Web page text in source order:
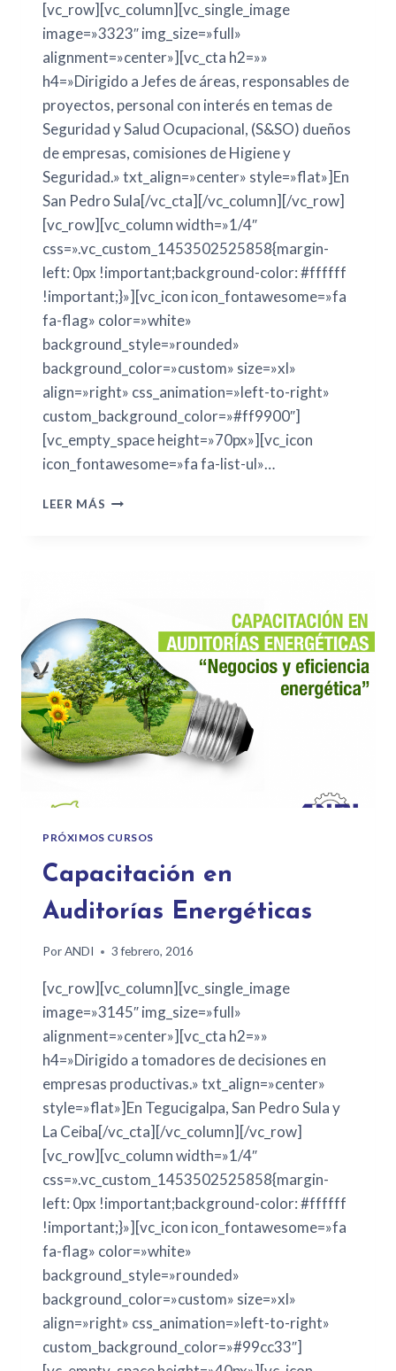
[vc_row][vc_column][vc_single_image
image=»3323″ img_size=»full»
alignment=»center»][vc_cta h2=»»
h4=»Dirigido a Jefes de áreas, responsables de
proyectos, personal con interés en temas de
Seguridad y Salud Ocupacional, (S&SO) dueños
de empresas, comisiones de Higiene y
Seguridad.» txt_align=»center» style=»flat»]En
San Pedro Sula[/vc_cta][/vc_column][/vc_row]
[vc_row][vc_column width=»1/4″
css=».vc_custom_1453502525858{margin-
left: 0px !important;background-color: #ffffff
!important;}»][vc_icon icon_fontawesome=»fa
fa-flag» color=»white»
background_style=»rounded»
background_color=»custom» size=»xl»
align=»right» css_animation=»left-to-right»
custom_background_color=»#ff9900″]
[vc_empty_space height=»70px»][vc_icon
icon_fontawesome=»fa fa-list-ul»…
LEER MÁS
PRÓXIMOS CURSOS
Capacitación en
Auditorías Energéticas
PorANDI 3 febrero, 2016
[vc_row][vc_column][vc_single_image
image=»3145″ img_size=»full»
alignment=»center»][vc_cta h2=»»
h4=»Dirigido a tomadores de decisiones en
empresas productivas.» txt_align=»center»
style=»flat»]En Tegucigalpa, San Pedro Sula y
La Ceiba[/vc_cta][/vc_column][/vc_row]
[vc_row][vc_column width=»1/4″
css=».vc_custom_1453502525858{margin-
left: 0px !important;background-color: #ffffff
!important;}»][vc_icon icon_fontawesome=»fa
fa-flag» color=»white»
background_style=»rounded»
background_color=»custom» size=»xl»
align=»right» css_animation=»left-to-right»
custom_background_color=»#99cc33″]